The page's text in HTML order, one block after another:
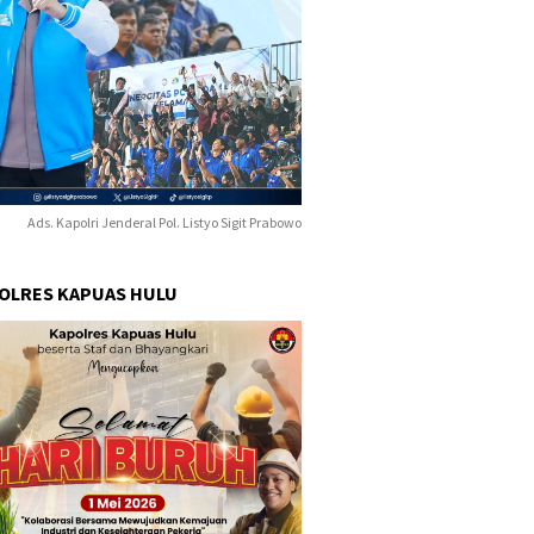
Ads. Kapolri Jenderal Pol. Listyo Sigit Prabowo
KAPUAS HULU